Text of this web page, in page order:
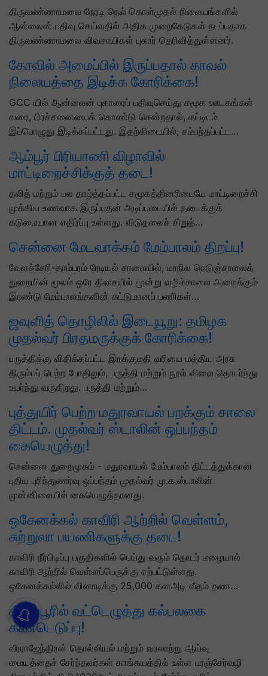
திருவண்ணாமலை நேரடி நெல் கொள்முதல் நிலையங்களில்
ஆன்லைன் பதிவு செய்வதில் அதிக முறைகேடுகள் நடப்பதாக
திருவண்ணாமலை விவசாயிகள் புகார் தெரிவித்துள்ளனர்.
கோவில் அமைப்பில் இருப்பதால் காவல்
நிலையத்தை இடிக்க கோரிக்கை!
GCC யில் ஆன்லைன் புகாரைப் பதிவுசெய்து சமூக ஊடகங்கள்
வரை, பிரச்சனையைக் கொண்டு சென்றதால், கட்டிடம்
இப்பொழுது இடிக்கப்பட்டது. இதற்கிடையில், சம்பந்தப்பட்ட…
ஆம்பூர் பிரியாணி விழாவில்
மாட்டிறைச்சிக்குத் தடை!
தலித் மற்றும் பல தாழ்த்தப்பட்ட சமூகத்தினரிடையே மாட்டிறைச்சி
முக்கிய உணவாக இருப்பதன் அடிப்படையில் தடைக்குக்
கடுமையான எதிர்ப்பு உள்ளது. விடுதலைச் சிறுத்…
சென்னை மேடவாக்கம் மேம்பாலம் திறப்பு!
வேளச்சேரி-தாம்பரம் ரேடியல் சாலையில், மாநில நெடுஞ்சாலைத்
துறையின் மூலம் ஒரே திசையில் மூன்று வழிச்சாலை அமைக்கும்
இரண்டு மேம்பாலங்களின் கட்டுமானப் பணிகள்…
ஜவுளித் தொழிலில் இடையூறு: தமிழக
முதல்வர் பிரதமருக்குக் கோரிக்கை!
பருத்திக்கு விதிக்கப்பட்ட இறக்குமதி வரியை மத்திய அரசு
திரும்பப் பெற்ற போதிலும், பருத்தி மற்றும் நூல் விலை தொடர்ந்து
உயர்ந்து வருகிறது. பருத்தி மற்றும்…
புத்துயிர் பெற்ற மதுரவாயல் பறக்கும் சாலை
திட்டம். முதல்வர் ஸ்டாலின் ஒப்பந்தம்
கையெழுத்து!
சென்னை துறைமுகம் - மதுரவாயல் மேம்பாலம் திட்டத்துக்கான
புதிய புரிந்துணர்வு ஒப்பந்தம் முதல்வர் மு.க.ஸ்டாலின்
முன்னிலையில் கையெழுத்தானது.
ஒகேனக்கல் காவிரி ஆற்றில் வெள்ளம்,
சுற்றுலா பயணிகளுக்கு தடை!
காவிரி நீர்பிடிப்பு பகுதிகளில் பெய்து வரும் தொடர் மழையால்
காவிரி ஆற்றில் வெள்ளப்பெருக்கு ஏற்பட்டுள்ளது.
ஒகேனக்கல்லில் வினாடிக்கு 25,000 கனஅடி வீதம் தண…
திருப்பூரில் வட்டெழுத்து கல்பலகை
கண்டெடுப்பு!
வீரராஜேந்திரன் தொல்லியல் மற்றும் வரலாற்று ஆய்வு
மையத்தைச் சேர்ந்தவர்கள் காங்கயத்தில் உள்ள பரஞ்சேர்வழி